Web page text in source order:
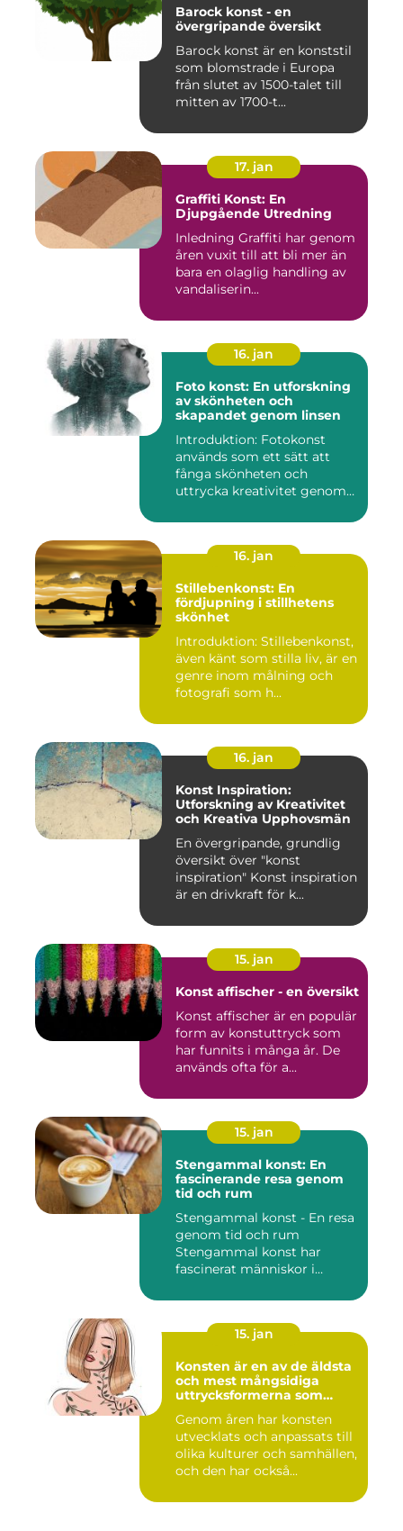
Barock konst - en
övergripande översikt
Barock konst är en konststil
som blomstrade i Europa
från slutet av 1500-talet till
mitten av 1700-t...
17. jan
Graffiti Konst: En
Djupgående Utredning
Inledning Graffiti har genom
åren vuxit till att bli mer än
bara en olaglig handling av
vandaliserin...
16. jan
Foto konst: En utforskning
av skönheten och
skapandet genom linsen
Introduktion: Fotokonst
används som ett sätt att
fånga skönheten och
uttrycka kreativitet genom
16. jan
Stillebenkonst: En
fördjupning i stillhetens
skönhet
Introduktion: Stillebenkonst,
även känt som stilla liv, är en
genre inom målning och
fotografi som h...
16. jan
Konst Inspiration:
Utforskning av Kreativitet
och Kreativa Upphovsmän
En övergripande, grundlig
översikt över "konst
inspiration" Konst inspiration
är en drivkraft för k...
15. jan
Konst affischer - en översikt
Konst affischer är en populär
form av konstuttryck som
har funnits i många år. De
används ofta för a...
15. jan
Stengammal konst: En
fascinerande resa genom
tid och rum
Stengammal konst - En resa
genom tid och rum
Stengammal konst har
fascinerat människor i
15. jan
Konsten är en av de äldsta
och mest mångsidiga
uttrycksformerna som
Genom åren har konsten
utvecklats och anpassats till
olika kulturer och samhällen,
och den har också...